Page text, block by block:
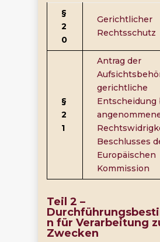
§
2
0
Gerichtlicher
Rechtsschutz
§
2
1
Antrag der
gerichtliche
Entscheidung
Beschlusses
Europäischen
Kommission
Teil 2 –
n für Verarbeitung
Zwecken